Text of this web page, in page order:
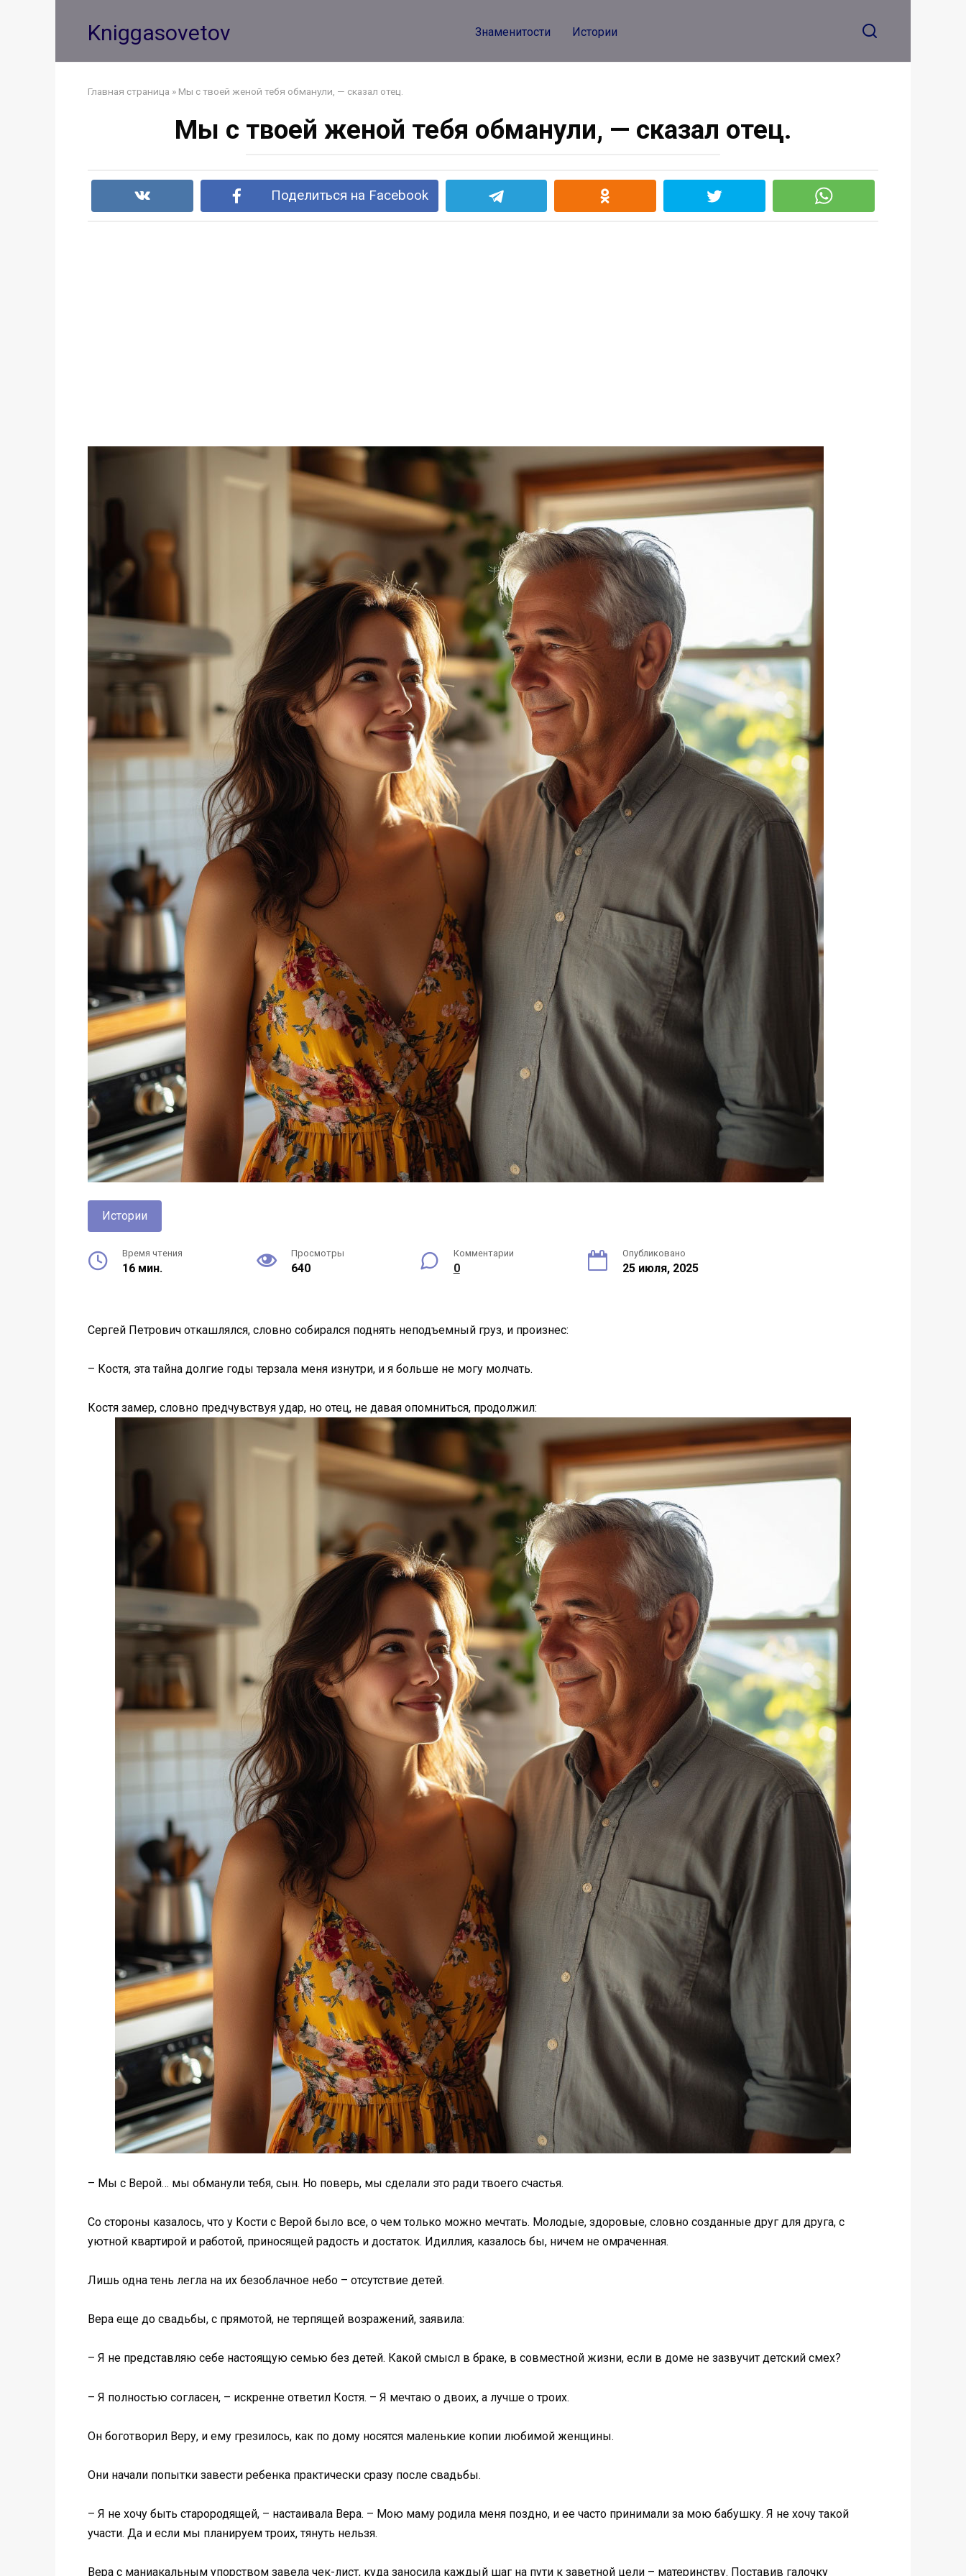
Kniggasovetov Знаменитости Истории
Главная страница » Мы с твоей женой тебя обманули, — сказал отец.
Мы с твоей женой тебя обманули, — сказал отец.
Поделиться на Facebook
Истории
Время чтения
16 мин.
Просмотры
640
Комментарии
0
Опубликовано
25 июля, 2025
Сергей Петрович откашлялся, словно собирался поднять неподъемный груз, и произнес:
– Костя, эта тайна долгие годы терзала меня изнутри, и я больше не могу молчать.
Костя замер, словно предчувствуя удар, но отец, не давая опомниться, продолжил:
– Мы с Верой… мы обманули тебя, сын. Но поверь, мы сделали это ради твоего счастья.
Со стороны казалось, что у Кости с Верой было все, о чем только можно мечтать. Молодые, здоровые, словно созданные друг для друга, с
уютной квартирой и работой, приносящей радость и достаток. Идиллия, казалось бы, ничем не омраченная.
Лишь одна тень легла на их безоблачное небо – отсутствие детей.
Вера еще до свадьбы, с прямотой, не терпящей возражений, заявила:
– Я не представляю себе настоящую семью без детей. Какой смысл в браке, в совместной жизни, если в доме не зазвучит детский смех?
– Я полностью согласен, – искренне ответил Костя. – Я мечтаю о двоих, а лучше о троих.
Он боготворил Веру, и ему грезилось, как по дому носятся маленькие копии любимой женщины.
Они начали попытки завести ребенка практически сразу после свадьбы.
– Я не хочу быть старородящей, – настаивала Вера. – Мою маму родила меня поздно, и ее часто принимали за мою бабушку. Я не хочу такой
участи. Да и если мы планируем троих, тянуть нельзя.
Вера с маниакальным упорством завела чек-лист, куда заносила каждый шаг на пути к заветной цели – материнству. Поставив галочку